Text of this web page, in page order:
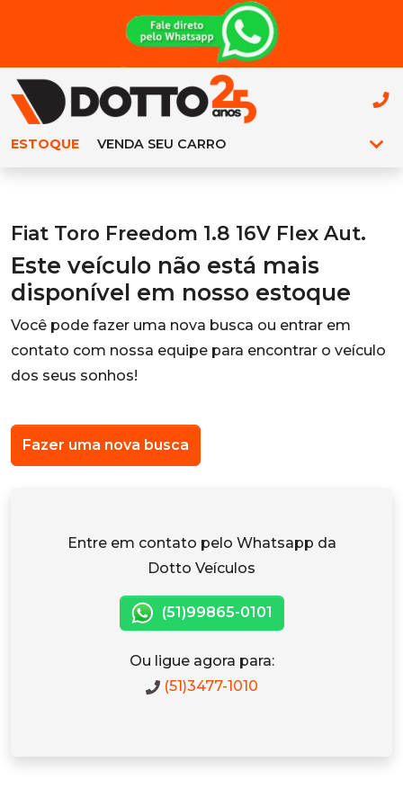
ESTOQUE VENDA SEU CARRO
Fiat Toro Freedom 1.8 16V Flex Aut.
Este veículo não está mais
disponível em nosso estoque
Você pode fazer uma nova busca ou entrar em
contato com nossa equipe para encontrar o veículo
dos seus sonhos!
Fazer uma nova busca
Entre em contato pelo Whatsapp da
Dotto Veículos
(51)99865-0101
Ou ligue agora para:
(51)3477-1010